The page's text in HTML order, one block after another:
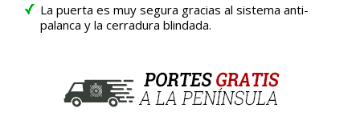
La puerta es muy segura gracias al sistema anti-
palanca y la cerradura blindada.